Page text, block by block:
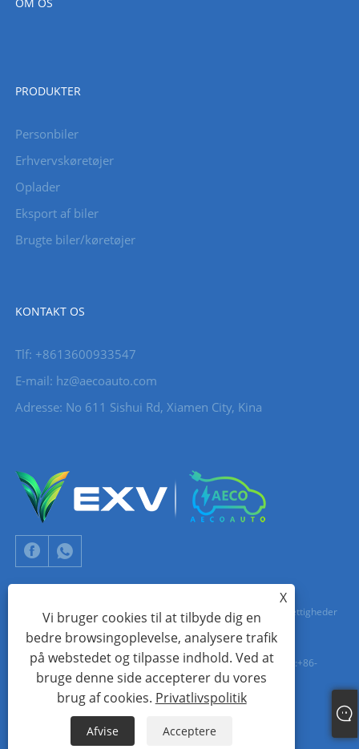
PRODUKTER
Personbiler
Erhvervskøretøjer
Oplader
Eksport af biler
Brugte biler/køretøjer
KONTAKT OS
Tlf: +8613600933547
E-mail: hz@aecoauto.com
Adresse: No 611 Sishui Rd, Xiamen City, Kina
Copyright © 2024 Xiamen Aecoauto Technology Co., Ltd. Alle rettigheder
forbeholdes.
TEKNISK SUPPORT FOR HJEMMESIDE: TIANYU NETVÆRK jack Lin:+86-
15559188336
Sitemap XML Privatlivspolitik
X
Vi bruger cookies til at tilbyde dig en
bedre browsingoplevelse, analysere trafik
på webstedet og tilpasse indhold. Ved at
bruge denne side accepterer du vores
brug af cookies. Privatlivspolitik
Afvise Acceptere